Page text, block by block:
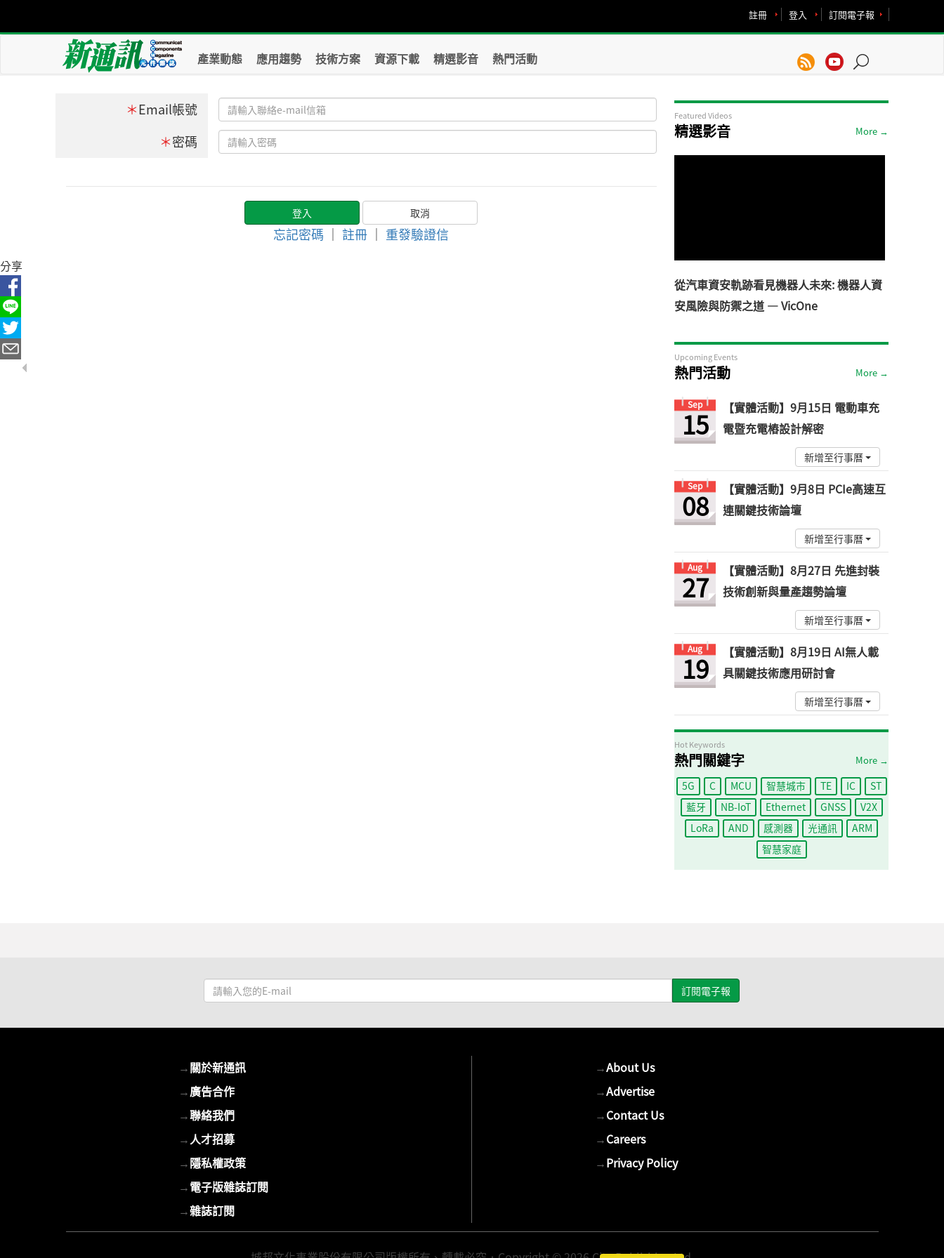
訂閱電子報
登入
註冊
產業動態 應用趨勢 技術方案 資源下載 精選影音 熱門活動
＊Email帳號
＊密碼
忘記密碼 ｜ 註冊 ｜ 重發驗證信
Featured Videos
精選影音 More →
從汽車資安軌跡看見機器人未來: 機器人資
安風險與防禦之道 — VicOne
Upcoming Events
熱門活動 More →
Sep
15
【實體活動】9月15日 電動車充
電暨充電樁設計解密
新增至行事曆
Sep
08
【實體活動】9月8日 PCIe高速互
連關鍵技術論壇
新增至行事曆
Aug
27
【實體活動】8月27日 先進封裝
技術創新與量產趨勢論壇
新增至行事曆
Aug
19
【實體活動】8月19日 AI無人載
具關鍵技術應用研討會
新增至行事曆
Hot Keywords
熱門關鍵字 More →
5G C MCU 智慧城市 TE IC
ST
藍牙
NB-IoT Ethernet GNSS
V2X
LoRa
AND 感測器 光通訊
ARM
智慧家庭
請
輸
E-
mail
分享
→關於新通訊
→廣告合作
→聯絡我們
→人才招募
→隱私權政策
→電子版雜誌訂閱
→雜誌訂閱
→About Us
→Advertise
→Contact Us
→Careers
→Privacy Policy